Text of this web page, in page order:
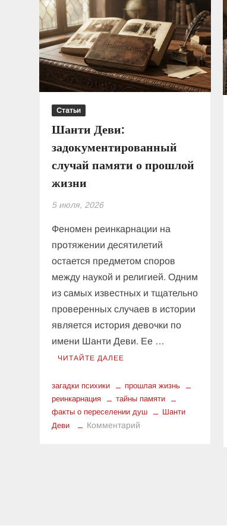
Статьи
Шанти Деви:
задокументированный
случай памяти о прошлой
жизни
5 июля, 2026
Феномен реинкарнации на
протяжении десятилетий
остается предметом споров
между наукой и религией. Одним
из самых известных и тщательно
проверенных случаев в истории
является история девочки по
имени Шанти Деви. Ее …
ЧИТАЙТЕ ДАЛЕЕ
загадки психики
прошлая жизнь
реинкарнация
тайны памяти
факты о переселении душ
Шанти
Деви
Комментарий